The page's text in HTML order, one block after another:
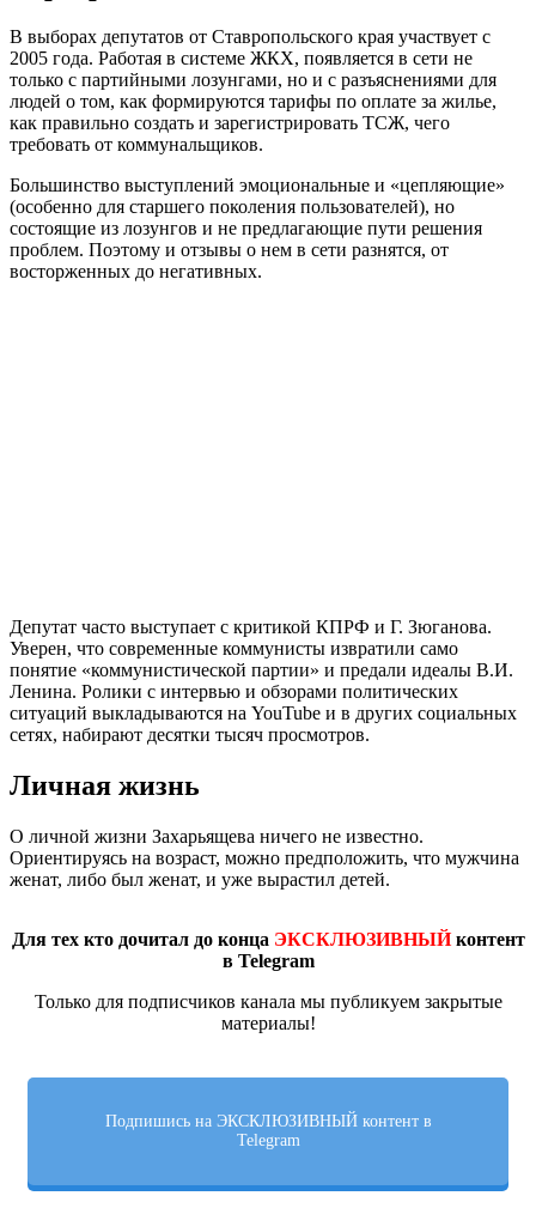
В выборах депутатов от Ставропольского края участвует с
2005 года. Работая в системе ЖКХ, появляется в сети не
только с партийными лозунгами, но и с разъяснениями для
людей о том, как формируются тарифы по оплате за жилье,
как правильно создать и зарегистрировать ТСЖ, чего
требовать от коммунальщиков.
Большинство выступлений эмоциональные и «цепляющие»
(особенно для старшего поколения пользователей), но
состоящие из лозунгов и не предлагающие пути решения
проблем. Поэтому и отзывы о нем в сети разнятся, от
восторженных до негативных.
Депутат часто выступает с критикой КПРФ и Г. Зюганова.
Уверен, что современные коммунисты извратили само
понятие «коммунистической партии» и предали идеалы В.И.
Ленина. Ролики с интервью и обзорами политических
ситуаций выкладываются на YouTube и в других социальных
сетях, набирают десятки тысяч просмотров.
Личная жизнь
О личной жизни Захарьящева ничего не известно.
Ориентируясь на возраст, можно предположить, что мужчина
женат, либо был женат, и уже вырастил детей.
Для тех кто дочитал до конца ЭКСКЛЮЗИВНЫЙконтент
в Telegram
Только для подписчиков канала мы публикуем закрытые
материалы!
Подпишись на ЭКСКЛЮЗИВНЫЙ контент в
Telegram